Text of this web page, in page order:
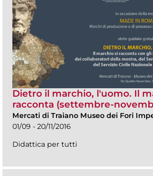
Dietro il marchio, l'uomo. Il
racconta (settembre-
Mercati di Traiano Museo dei Fori
01/09 - 20/11/2016
Didattica per tutti